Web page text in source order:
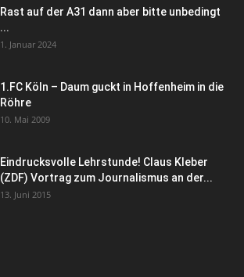
Rast auf der A31 dann aber bitte unbedingt
...
1. Januar 2024
1.FC Köln – Daum guckt in Hoffenheim in die
Röhre
10. Mai 2009
Eindrucksvolle Lehrstunde! Claus Kleber
(ZDF) Vortrag zum Journalismus an der...
13. Juni 2015